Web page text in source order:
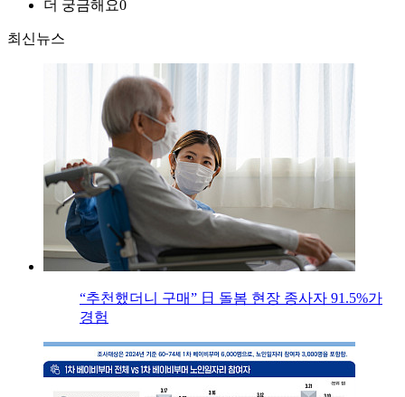
더 궁금해요0
최신뉴스
“추천했더니 구매” 日 돌봄 현장 종사자 91.5%가
경험